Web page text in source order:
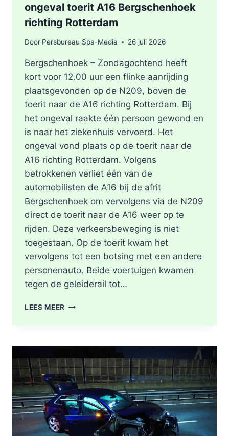
ongeval toerit A16 Bergschenhoek
richting Rotterdam
Door Persbureau Spa-Media 26 juli 2026
Bergschenhoek – Zondagochtend heeft
kort voor 12.00 uur een flinke aanrijding
plaatsgevonden op de N209, boven de
toerit naar de A16 richting Rotterdam. Bij
het ongeval raakte één persoon gewond en
is naar het ziekenhuis vervoerd. Het
ongeval vond plaats op de toerit naar de
A16 richting Rotterdam. Volgens
betrokkenen verliet één van de
automobilisten de A16 bij de afrit
Bergschenhoek om vervolgens via de N209
direct de toerit naar de A16 weer op te
rijden. Deze verkeersbeweging is niet
toegestaan. Op de toerit kwam het
vervolgens tot een botsing met een andere
personenauto. Beide voertuigen kwamen
tegen de geleiderail tot…
LEES MEER GEWONDE
NA
ONGEVAL
TOERIT
A16
BERGSCHENHOEK
RICHTING
ROTTERDAM